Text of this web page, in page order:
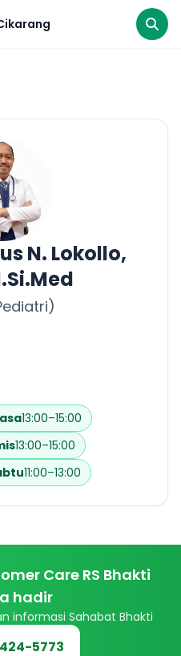
N. Lokollo,
13:00–15:00
13:00–15:00
11:00–13:00
Care RS Bhakti
hadir
informasi Sahabat Bhakti
5773